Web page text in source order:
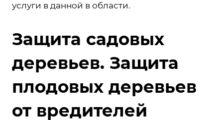
услуги в данной в области.
Защита садовых
деревьев. Защита
плодовых деревьев
от вредителей